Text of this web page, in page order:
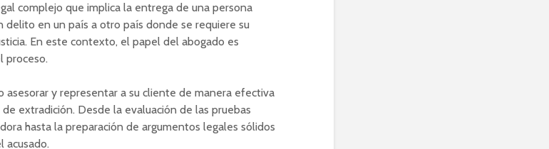
complejo que implica la entrega de una persona
delito en un país a otro país donde se requiere su
En este contexto, el papel del abogado es
proceso.
asesorar y representar a su cliente de manera efectiva
extradición. Desde la evaluación de las pruebas
hasta la preparación de argumentos legales sólidos
acusado.